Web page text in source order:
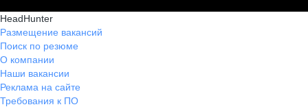
HeadHunter
Размещение вакансий
Поиск по резюме
О компании
Наши вакансии
Реклама на сайте
Требования к ПО